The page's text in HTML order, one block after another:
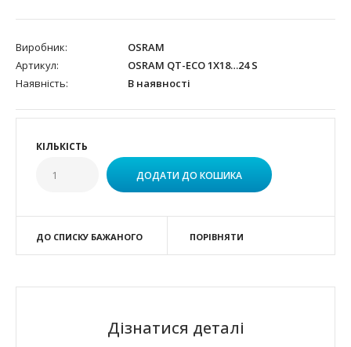
Виробник:
OSRAM
Артикул:
OSRAM QT-ECO 1X18…24 S
Наявність:
В наявності
КІЛЬКІСТЬ
ДО СПИСКУ БАЖАНОГО ПОРІВНЯТИ
Дізнатися деталі